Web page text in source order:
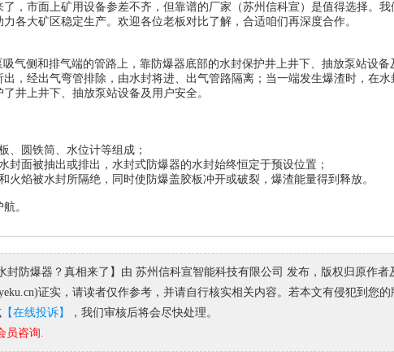
了，市面上矿用设备参差不齐，但靠谱的厂家（苏州信科宣）是值得选择。
各大矿区稳定生产。欢迎各位老板对比了解，合适咱们再深度合作。
气侧和排气端的管路上，靠防爆器底部的水封保护井上井下、抽放泵站设备
，经出气弯管排除，由水封将进、出气管路隔离；当一端发生爆渣时，在
井上井下、抽放泵站设备及用户安全。
、圆铁筒、水位计等组成；
封面被抽出或排出，水封式防爆器的水封始终恒定于预设位置；
焰被水封所隔绝，同时使防爆盖胶板冲开或破裂，爆渣能量得到释放。
。
封防爆器？真相来了】由 苏州信科宣智能科技有限公司 发布，版权归原作者
证实，请读者仅作参考，并请自行核实相关内容。若本文有侵犯到您
【在线投诉】
，我们审核后将会尽快处理。
员咨询.